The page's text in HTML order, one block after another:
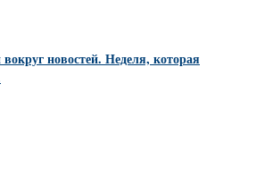
новостей. Неделя, которая